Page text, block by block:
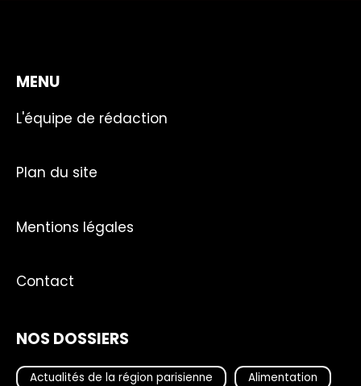
MENU
L'équipe de rédaction
Plan du site
Mentions légales
Contact
NOS DOSSIERS
Actualités de la région parisienne
Alimentation